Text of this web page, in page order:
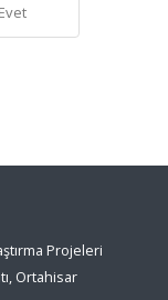
Evet
Projeleri
Ortahisar